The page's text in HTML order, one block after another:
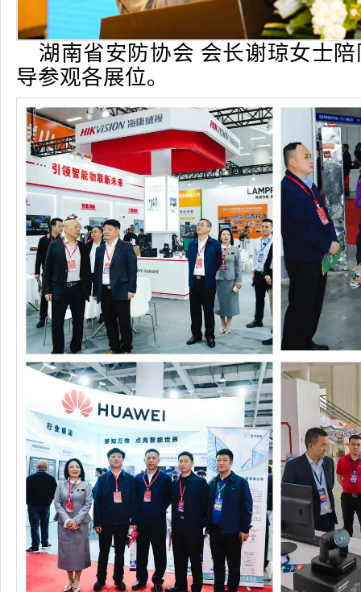
湖南省安防协会 会长谢琼女士
导参观各展位。